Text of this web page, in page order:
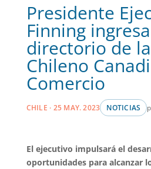
Presidente
Finning
directorio de
Chileno
Comercio
CHILE · 25 MAY. 2023 NOTICIAS
El ejecutivo impulsará el
oportunidades para alcanzar